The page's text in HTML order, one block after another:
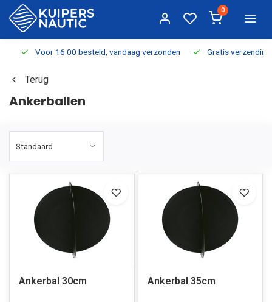
0
Voor 16:00 besteld, vandaag verzonden Gratis verzending
Terug
Ankerballen
Ankerbal 30cm Ankerbal 35cm